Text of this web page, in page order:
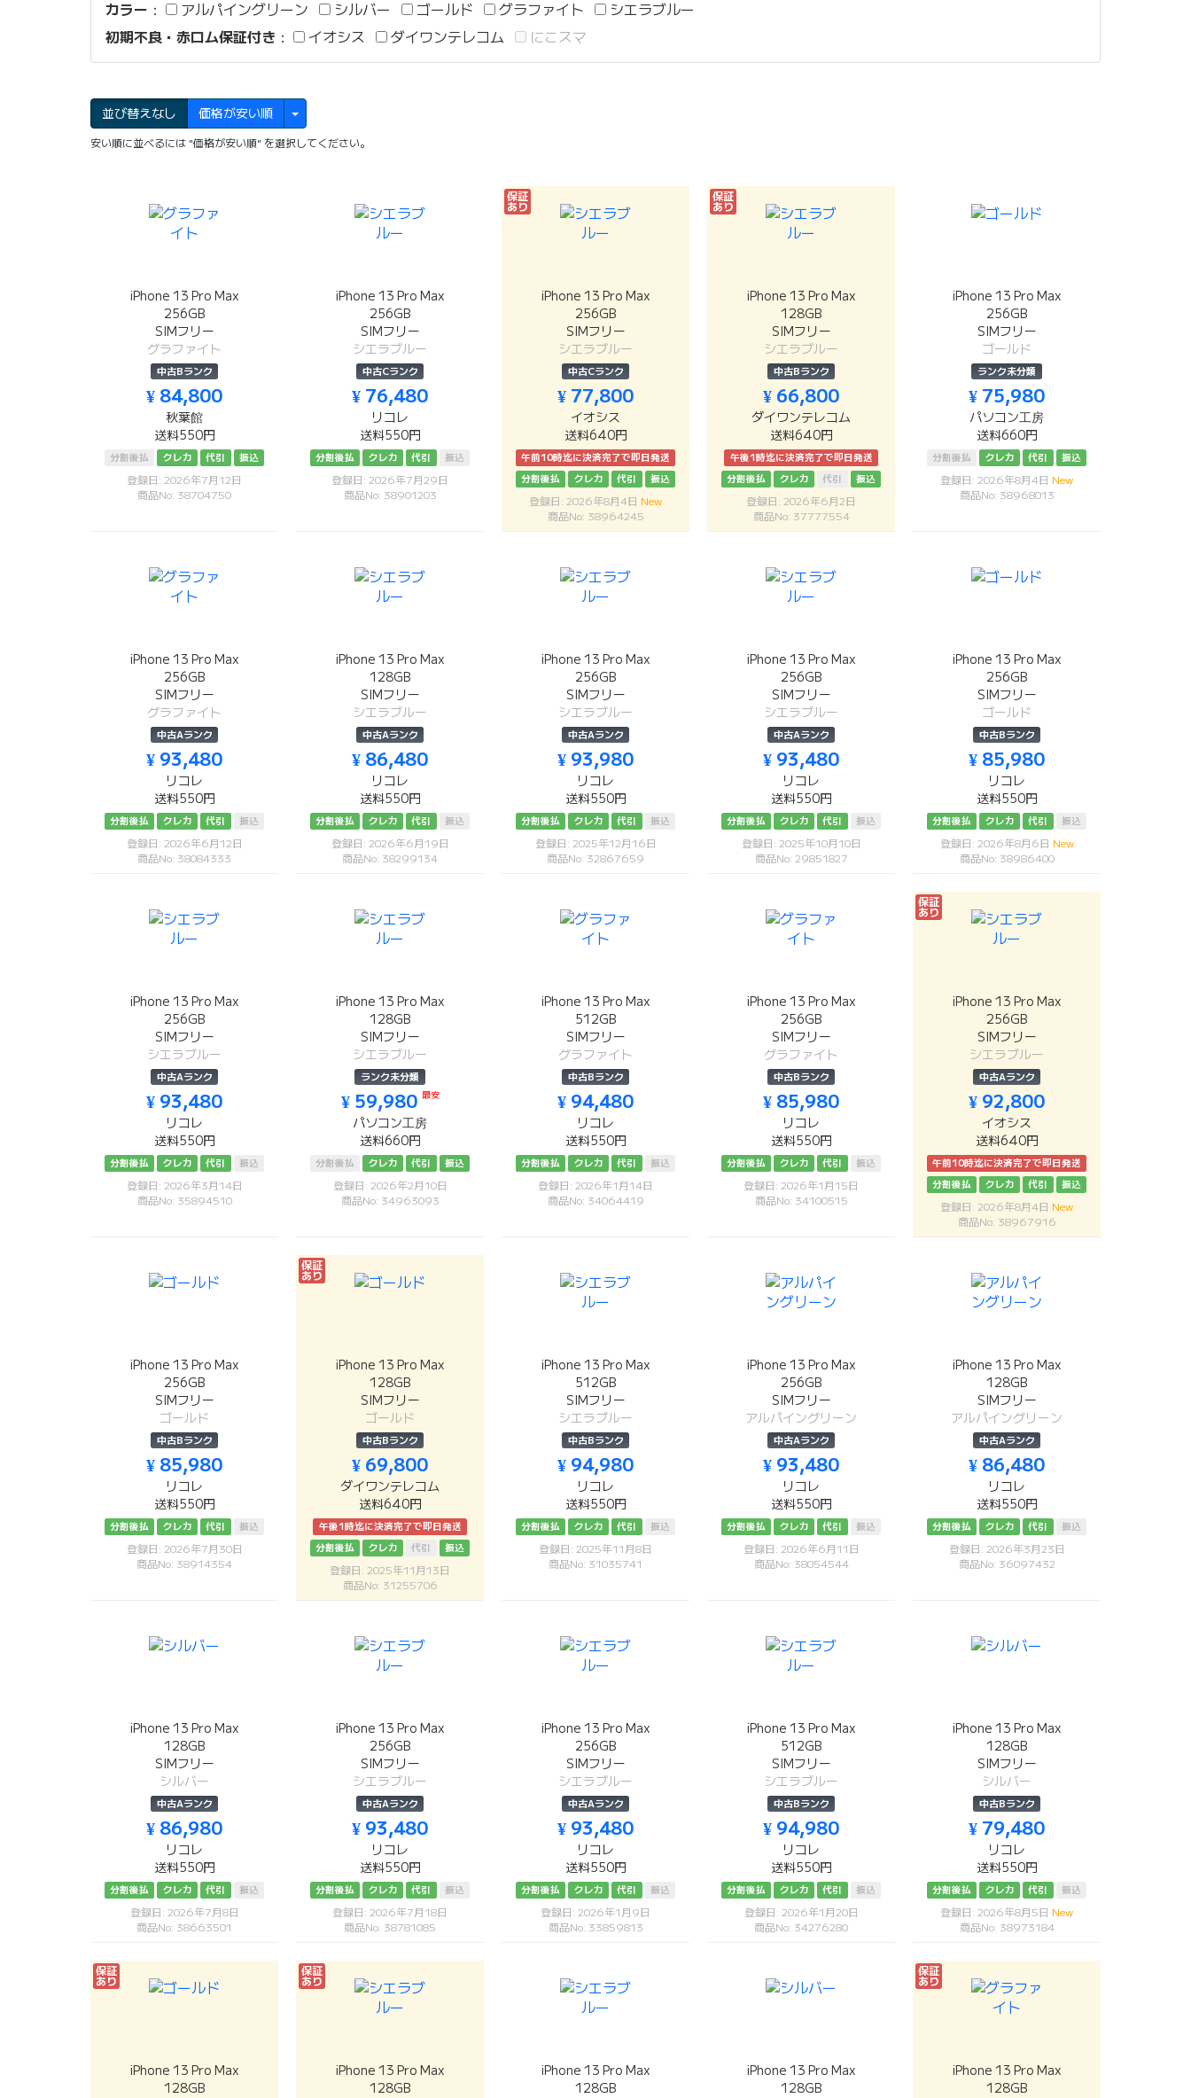
カラー ： アルパイングリーン シルバー ゴールド グラファイト
シエラブルー
初期不良・赤ロム保証付き ： イオシス ダイワンテレコム にこスマ
並び替えなし 価格が安い順
安い順に並べるには "価格が安い順" を選択してください。
iPhone 13 Pro Max
256GB
SIMフリー
グラファイト
中古Bランク
¥ 84,800
秋葉館
送料550円
分割後払 クレカ 代引 振込
登録日: 2026年7月12日
商品No: 38704750
iPhone 13 Pro Max
256GB
SIMフリー
シエラブルー
中古Cランク
¥ 76,480
リコレ
送料550円
分割後払 クレカ 代引 振込
登録日: 2026年7月29日
商品No: 38901203
保証
あり
iPhone 13 Pro Max
256GB
SIMフリー
シエラブルー
中古Cランク
¥ 77,800
イオシス
送料640円
午前10時迄に決済完了で即日発送
分割後払
クレカ 代引 振込
登録日: 2026年8月4日 New
商品No: 38964245
保証
あり
iPhone 13 Pro Max
128GB
SIMフリー
シエラブルー
中古Bランク
¥ 66,800
ダイワンテレコム
送料640円
午後1時迄に決済完了で即日発送
分割後払
クレカ 代引 振込
登録日: 2026年6月2日
商品No: 37777554
iPhone 13 Pro Max
256GB
SIMフリー
ゴールド
ランク未分類
¥ 75,980
パソコン工房
送料660円
分割後払 クレカ 代引 振込
登録日: 2026年8月4日 New
商品No: 38968013
iPhone 13 Pro Max
256GB
SIMフリー
グラファイト
中古Aランク
¥ 93,480
リコレ
送料550円
分割後払 クレカ 代引 振込
登録日: 2026年6月12日
商品No: 38084333
iPhone 13 Pro Max
128GB
SIMフリー
シエラブルー
中古Aランク
¥ 86,480
リコレ
送料550円
分割後払 クレカ 代引 振込
登録日: 2026年6月19日
商品No: 38299134
iPhone 13 Pro Max
256GB
SIMフリー
シエラブルー
中古Aランク
¥ 93,980
リコレ
送料550円
分割後払 クレカ 代引 振込
登録日: 2025年12月16日
商品No: 32867659
iPhone 13 Pro Max
256GB
SIMフリー
シエラブルー
中古Aランク
¥ 93,480
リコレ
送料550円
分割後払 クレカ 代引 振込
登録日: 2025年10月10日
商品No: 29851827
iPhone 13 Pro Max
256GB
SIMフリー
ゴールド
中古Bランク
¥ 85,980
リコレ
送料550円
分割後払 クレカ 代引 振込
登録日: 2026年8月6日 New
商品No: 38986400
iPhone 13 Pro Max
256GB
SIMフリー
シエラブルー
中古Aランク
¥ 93,480
リコレ
送料550円
分割後払 クレカ 代引 振込
登録日: 2026年3月14日
商品No: 35894510
iPhone 13 Pro Max
128GB
SIMフリー
シエラブルー
ランク未分類
¥ 59,980 最安
パソコン工房
送料660円
分割後払 クレカ 代引 振込
登録日: 2026年2月10日
商品No: 34963093
iPhone 13 Pro Max
512GB
SIMフリー
グラファイト
中古Bランク
¥ 94,480
リコレ
送料550円
分割後払 クレカ 代引 振込
登録日: 2026年1月14日
商品No: 34064419
iPhone 13 Pro Max
256GB
SIMフリー
グラファイト
中古Bランク
¥ 85,980
リコレ
送料550円
分割後払 クレカ 代引 振込
登録日: 2026年1月15日
商品No: 34100515
保証
あり
iPhone 13 Pro Max
256GB
SIMフリー
シエラブルー
中古Aランク
¥ 92,800
イオシス
送料640円
午前10時迄に決済完了で即日発送
分割後払
クレカ 代引 振込
登録日: 2026年8月4日 New
商品No: 38967916
iPhone 13 Pro Max
256GB
SIMフリー
ゴールド
中古Bランク
¥ 85,980
リコレ
送料550円
分割後払 クレカ 代引 振込
登録日: 2026年7月30日
商品No: 38914354
保証
あり
iPhone 13 Pro Max
128GB
SIMフリー
ゴールド
中古Bランク
¥ 69,800
ダイワンテレコム
送料640円
午後1時迄に決済完了で即日発送
分割後払
クレカ 代引 振込
登録日: 2025年11月13日
商品No: 31255706
iPhone 13 Pro Max
512GB
SIMフリー
シエラブルー
中古Bランク
¥ 94,980
リコレ
送料550円
分割後払 クレカ 代引 振込
登録日: 2025年11月8日
商品No: 31035741
iPhone 13 Pro Max
256GB
SIMフリー
アルパイングリーン
中古Aランク
¥ 93,480
リコレ
送料550円
分割後払 クレカ 代引 振込
登録日: 2026年6月11日
商品No: 38054544
iPhone 13 Pro Max
128GB
SIMフリー
アルパイングリーン
中古Aランク
¥ 86,480
リコレ
送料550円
分割後払 クレカ 代引 振込
登録日: 2026年3月23日
商品No: 36097432
iPhone 13 Pro Max
128GB
SIMフリー
シルバー
中古Aランク
¥ 86,980
リコレ
送料550円
分割後払 クレカ 代引 振込
登録日: 2026年7月8日
商品No: 38663501
iPhone 13 Pro Max
256GB
SIMフリー
シエラブルー
中古Aランク
¥ 93,480
リコレ
送料550円
分割後払 クレカ 代引 振込
登録日: 2026年7月18日
商品No: 38781085
iPhone 13 Pro Max
256GB
SIMフリー
シエラブルー
中古Aランク
¥ 93,480
リコレ
送料550円
分割後払 クレカ 代引 振込
登録日: 2026年1月9日
商品No: 33859813
iPhone 13 Pro Max
512GB
SIMフリー
シエラブルー
中古Bランク
¥ 94,980
リコレ
送料550円
分割後払 クレカ 代引 振込
登録日: 2026年1月20日
商品No: 34276280
iPhone 13 Pro Max
128GB
SIMフリー
シルバー
中古Bランク
¥ 79,480
リコレ
送料550円
分割後払 クレカ 代引 振込
登録日: 2026年8月5日 New
商品No: 38973184
保証
あり
iPhone 13 Pro Max
128GB
保証
あり
iPhone 13 Pro Max
128GB
iPhone 13 Pro Max
128GB
iPhone 13 Pro Max
128GB
保証
あり
iPhone 13 Pro Max
128GB